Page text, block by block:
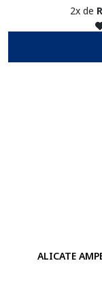
2x de
ALICATE